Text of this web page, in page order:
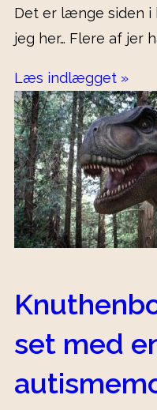
Det er længe siden i
jeg her… Flere af jer
Læs indlægget »
set med